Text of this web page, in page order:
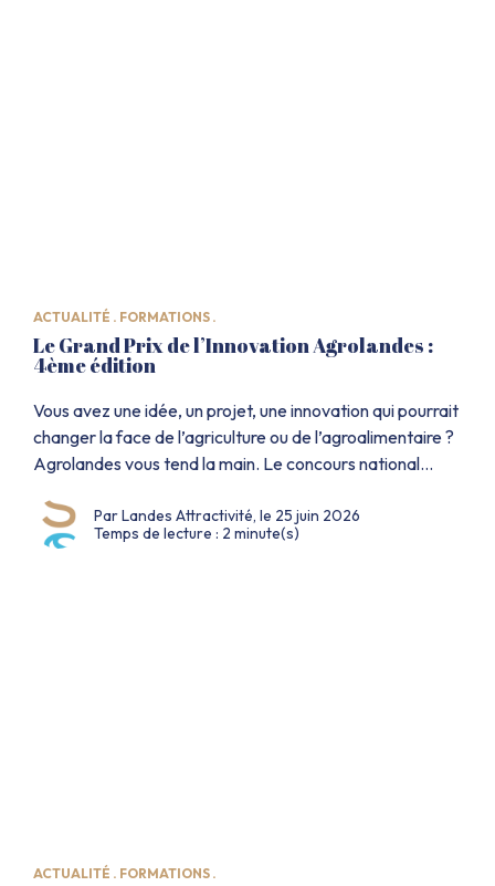
ACTUALITÉ . FORMATIONS .
Le Grand Prix de l’Innovation Agrolandes :
4ème édition
Vous avez une idée, un projet, une innovation qui pourrait
changer la face de l’agriculture ou de l’agroalimentaire ?
Agrolandes vous tend la main. Le concours national
officiellement ses candidatures jusqu’au 31 décembre
2026. 30 000 € de dotation sont à la clé, mais pas
Par Landes Attractivité, le 25 juin 2026
Temps de lecture : 2 minute(s)
ACTUALITÉ . FORMATIONS .